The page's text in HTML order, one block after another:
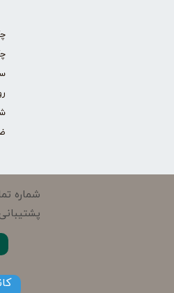
شماره